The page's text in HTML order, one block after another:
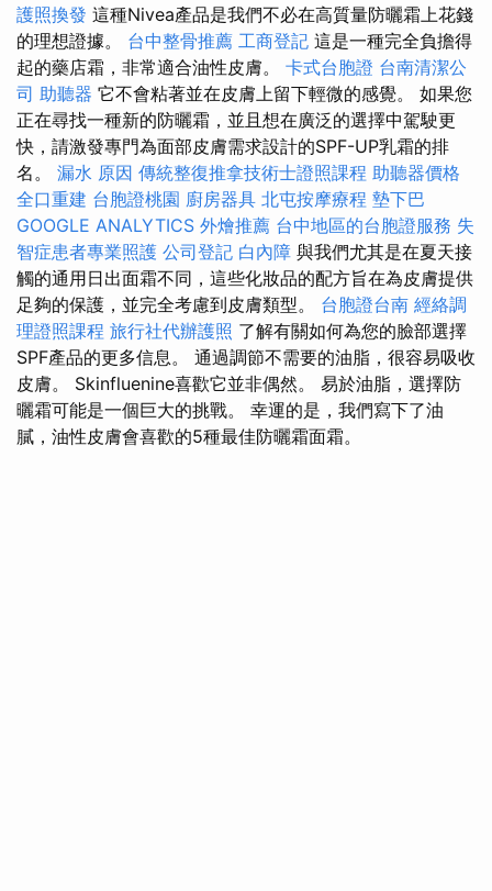
護照換發 這種Nivea產品是我們不必在高質量防曬霜上花錢
的理想證據。 台中整骨推薦 工商登記 這是一種完全負擔得
起的藥店霜，非常適合油性皮膚。 卡式台胞證 台南清潔公
司 助聽器 它不會粘著並在皮膚上留下輕微的感覺。 如果您
正在尋找一種新的防曬霜，並且想在廣泛的選擇中駕駛更
快，請激發專門為面部皮膚需求設計的SPF-UP乳霜的排
名。 漏水 原因 傳統整復推拿技術士證照課程 助聽器價格
全口重建 台胞證桃園 廚房器具 北屯按摩療程 墊下巴
GOOGLE ANALYTICS 外燴推薦 台中地區的台胞證服務 失
智症患者專業照護 公司登記 白內障 與我們尤其是在夏天接
觸的通用日出面霜不同，這些化妝品的配方旨在為皮膚提供
足夠的保護，並完全考慮到皮膚類型。 台胞證台南 經絡調
理證照課程 旅行社代辦護照 了解有關如何為您的臉部選擇
SPF產品的更多信息。 通過調節不需要的油脂，很容易吸收
皮膚。 Skinfluenine喜歡它並非偶然。 易於油脂，選擇防
曬霜可能是一個巨大的挑戰。 幸運的是，我們寫下了油
膩，油性皮膚會喜歡的5種最佳防曬霜面霜。